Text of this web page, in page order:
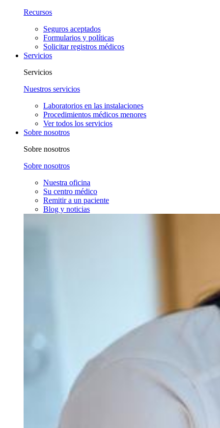
Recursos
Seguros aceptados
Formularios y políticas
Solicitar registros médicos
Servicios
Servicios
Nuestros servicios
Laboratorios en las instalaciones
Procedimientos médicos menores
Ver todos los servicios
Sobre nosotros
Sobre nosotros
Sobre nosotros
Nuestra oficina
Su centro médico
Remitir a un paciente
Blog y noticias